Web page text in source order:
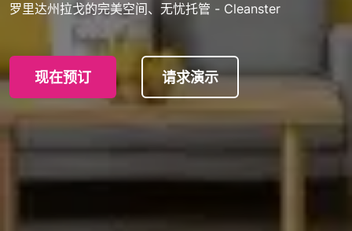
罗里达州拉戈的完美空间、无忧托管 - Cleanster
现在预订 请求演示